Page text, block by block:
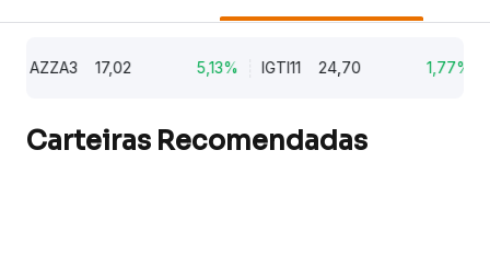
AZZA3 17,02 5,13% IGTI11 24,70 1,77%
Carteiras Recomendadas